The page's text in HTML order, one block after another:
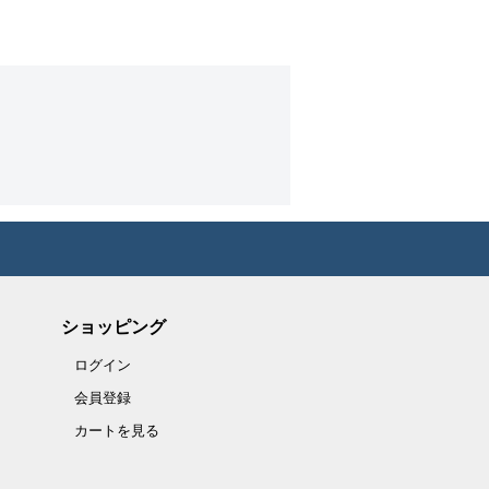
ショッピング
ログイン
会員登録
カートを見る